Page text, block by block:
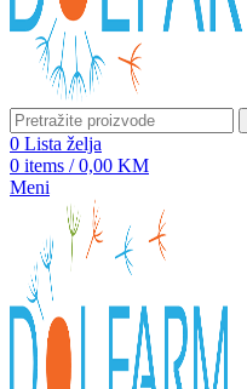
0 Lista želja
0 items / 0,00 KM
Meni